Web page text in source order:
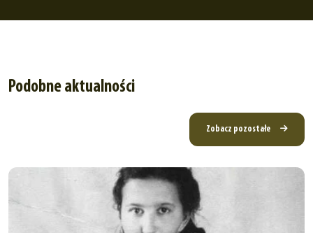
Podobne aktualności
Zobacz pozostałe